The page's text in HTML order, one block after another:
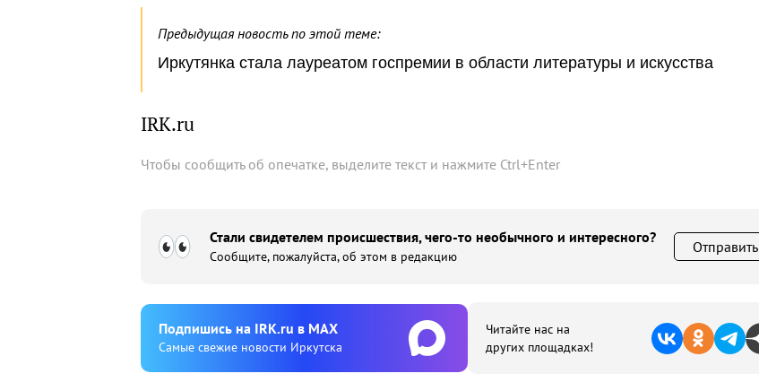
Предыдущая новость по этой теме:
Иркутянка стала лауреатом госпремии в области литературы и искусства
IRK.ru
Чтобы сообщить об опечатке, выделите текст и нажмите Ctrl+Enter
Стали свидетелем происшествия, чего-то необычного и интересного?
Сообщите, пожалуйста, об этом в редакцию
Отправить
Подпишиcь на IRK.ru в MAX
Cамые свежие новости Иркутска
Читайте нас на
других площадках!